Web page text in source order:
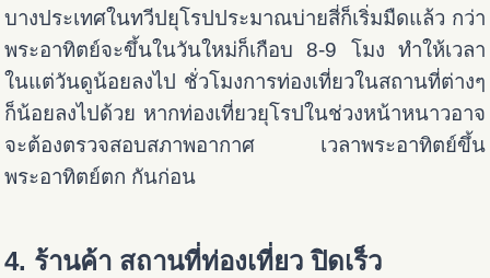
บางประเทศในทวีปยุโรปประมาณบ่ายสี่ก็เริ่มมืดแล้ว กว่า
พระอาทิตย์จะขึ้นในวันใหม่ก็เกือบ 8-9 โมง ทำให้เวลา
ในแต่วันดูน้อยลงไป ชั่วโมงการท่องเที่ยวในสถานที่ต่างๆ
ก็น้อยลงไปด้วย หากท่องเที่ยวยุโรปในช่วงหน้าหนาวอาจ
จะต้องตรวจสอบสภาพอากาศ เวลาพระอาทิตย์ขึ้น
พระอาทิตย์ตก กันก่อน
4. ร้านค้า สถานที่ท่องเที่ยว ปิดเร็ว